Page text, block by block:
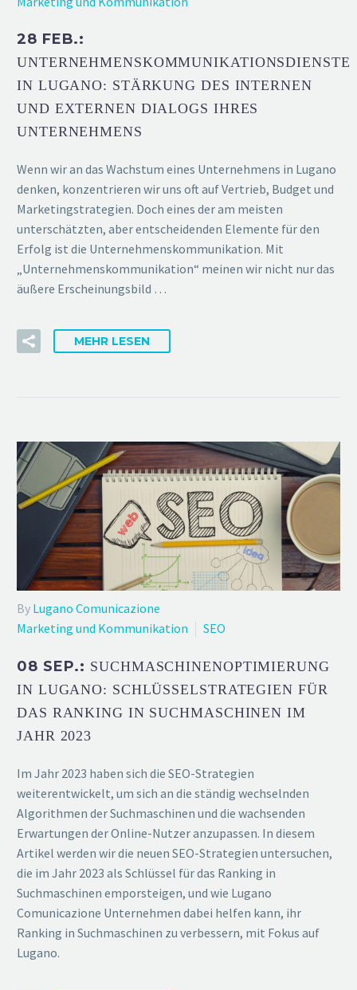
28 FEB.:
UNTERNEHMENSKOMMUNIKATIONSDIENSTE
IN LUGANO: STÄRKUNG DES INTERNEN
UND EXTERNEN DIALOGS IHRES
UNTERNEHMENS
Wenn wir an das Wachstum eines Unternehmens in Lugano
denken, konzentrieren wir uns oft auf Vertrieb, Budget und
Marketingstrategien. Doch eines der am meisten
unterschätzten, aber entscheidenden Elemente für den
Erfolg ist die Unternehmenskommunikation. Mit
„Unternehmenskommunikation“ meinen wir nicht nur das
äußere Erscheinungsbild …
MEHR LESEN
By Lugano Comunicazione
Marketing und Kommunikation
SEO
08 SEP.: SUCHMASCHINENOPTIMIERUNG
IN LUGANO: SCHLÜSSELSTRATEGIEN FÜR
DAS RANKING IN SUCHMASCHINEN IM
JAHR 2023
Im Jahr 2023 haben sich die SEO-Strategien
weiterentwickelt, um sich an die ständig wechselnden
Algorithmen der Suchmaschinen und die wachsenden
Erwartungen der Online-Nutzer anzupassen. In diesem
Artikel werden wir die neuen SEO-Strategien untersuchen,
die im Jahr 2023 als Schlüssel für das Ranking in
Suchmaschinen emporsteigen, und wie Lugano
Comunicazione Unternehmen dabei helfen kann, ihr
Ranking in Suchmaschinen zu verbessern, mit Fokus auf
Lugano.